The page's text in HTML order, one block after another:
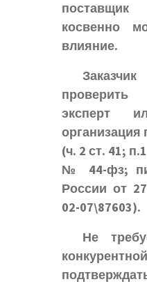
косвенно
влияние.
эксперт
организация
(ч. 2 ст. 41;
№ 44-фз;
России от
02-07\87603).
Не